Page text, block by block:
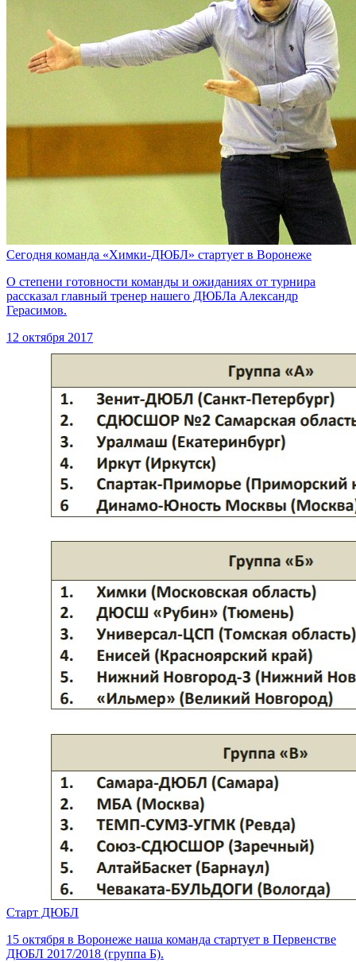
Сегодня команда «Химки-ДЮБЛ» стартует в Воронеже
О степени готовности команды и ожиданиях от турнира
рассказал главный тренер нашего ДЮБЛа Александр
Герасимов.
12 октября 2017
Старт ДЮБЛ
15 октября в Воронеже наша команда стартует в Первенстве
ДЮБЛ 2017/2018 (группа Б).